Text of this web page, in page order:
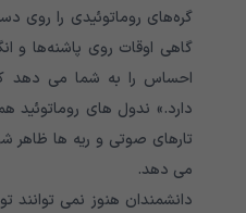
گره‌های روماتوئیدی را روی
گاهی اوقات روی پاشنه‌ها و
احساس را به شما می دهد
دارد.» ندول های روماتوئید
تارهای صوتی و ریه ها ظاهر
می دهد.
دانشمندان هنوز نمی توانند